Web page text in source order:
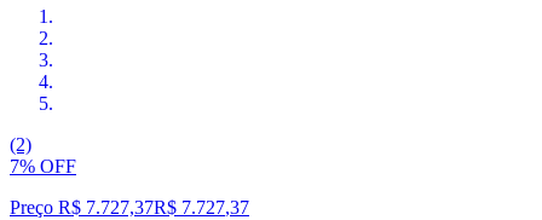
(2)
7% OFF
Preço R$ 7.727,37R$ 7.727,37